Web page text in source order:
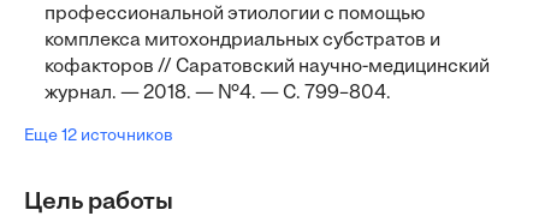
профессиональной этиологии с помощью
комплекса митохондриальных субстратов и
кофакторов // Саратовский научно-медицинский
журнал. — 2018. — №4. — С. 799–804.
Еще 12 источников
Цель работы